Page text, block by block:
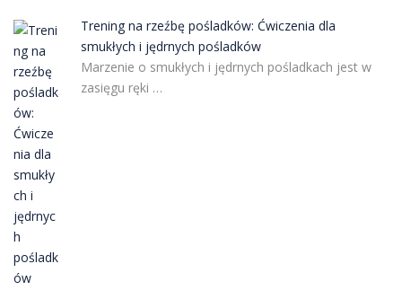
Trening na rzeźbę pośladków: Ćwiczenia dla
smukłych i jędrnych pośladków
Marzenie o smukłych i jędrnych pośladkach jest w
zasięgu ręki …